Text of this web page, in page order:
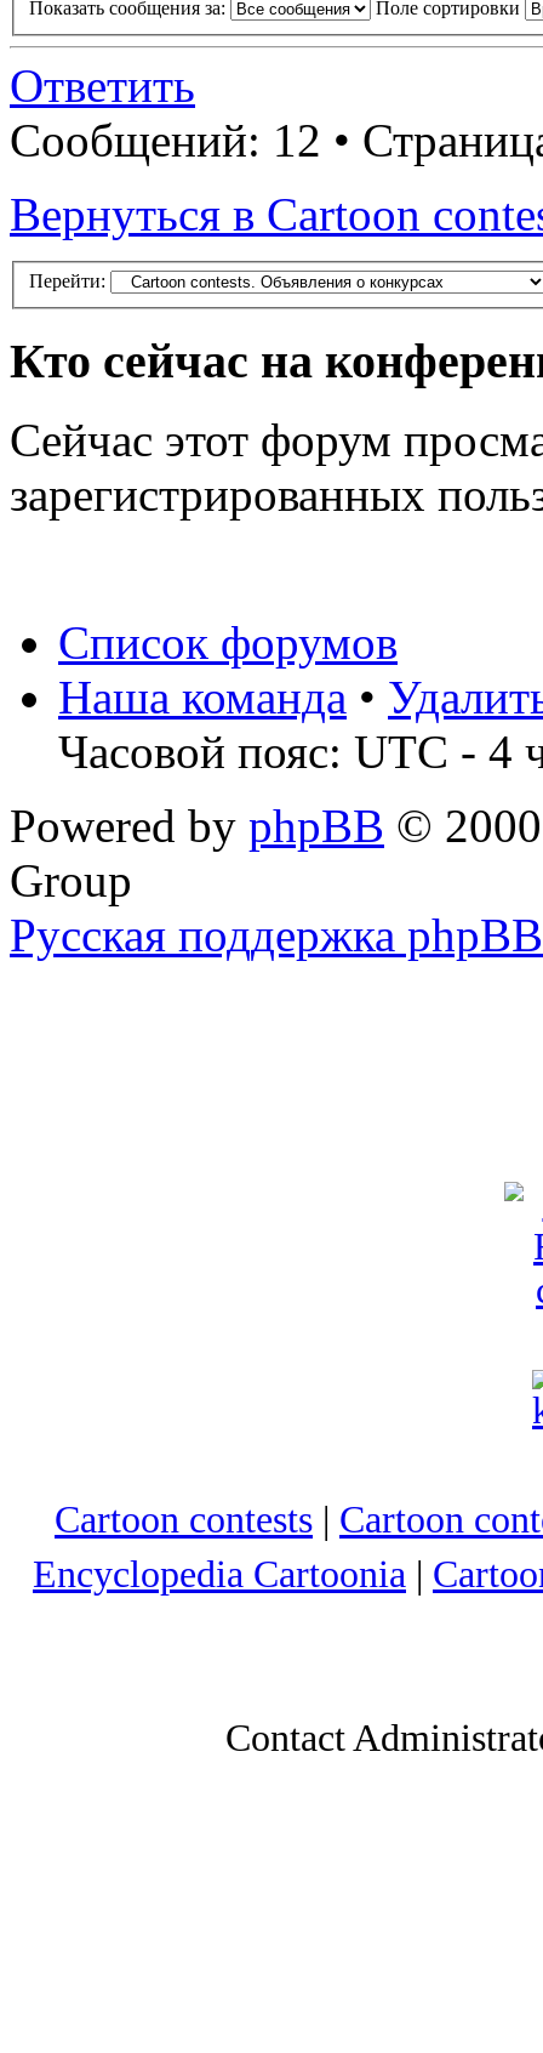
Показать сообщения за: Поле сортировки
Ответить
Сообщений: 12 •
Вернуться в Cartoon
Перейти:
Кто сейчас на
Сейчас этот форум
зарегистрированных
Список форумов
Наша команда •
Часовой пояс: UTC - 4
Powered by phpBB ©
Group
Русская поддержка phpBB
Cartoon contests | Cartoon
Encyclopedia Cartoonia |
Contact